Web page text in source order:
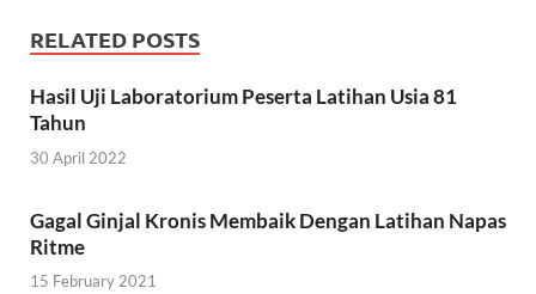
RELATED POSTS
Hasil Uji Laboratorium Peserta Latihan Usia 81
Tahun
30 April 2022
Gagal Ginjal Kronis Membaik Dengan Latihan Napas
Ritme
15 February 2021